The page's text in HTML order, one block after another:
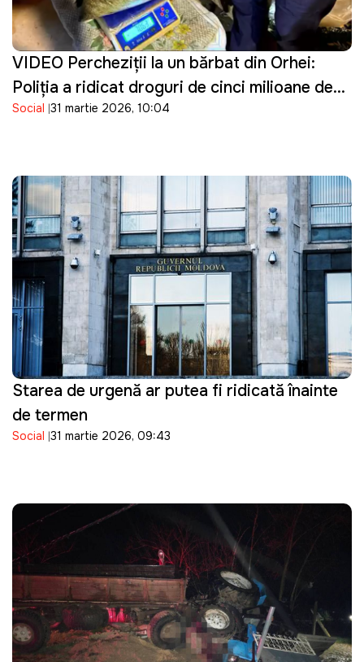
VIDEO Percheziţii la un bărbat din Orhei:
Poliţia a ridicat droguri de cinci milioane de
lei
Social 31 martie 2026, 10:04
Starea de urgență ar putea fi ridicată înainte
de termen
Social 31 martie 2026, 09:43